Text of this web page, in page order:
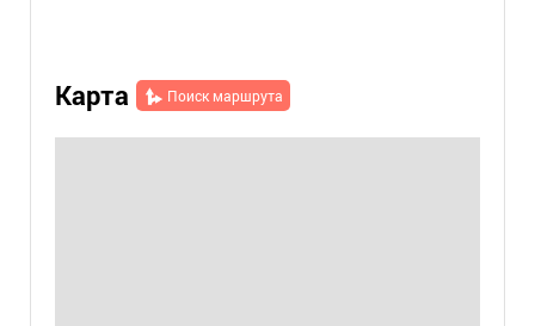
Карта Поиск маршрута